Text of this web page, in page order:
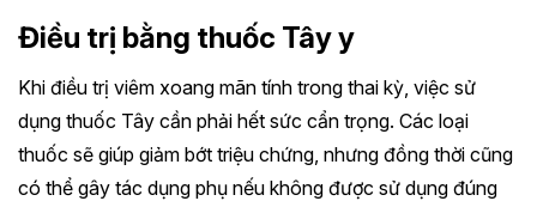
Điều trị bằng thuốc Tây y
Khi điều trị viêm xoang mãn tính trong thai kỳ, việc sử
dụng thuốc Tây cần phải hết sức cẩn trọng. Các loại
thuốc sẽ giúp giảm bớt triệu chứng, nhưng đồng thời cũng
có thể gây tác dụng phụ nếu không được sử dụng đúng